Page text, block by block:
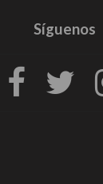
Síguenos